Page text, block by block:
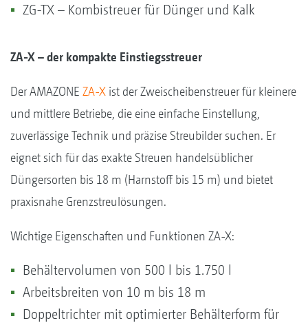
ZG-TX – Kombistreuer für Dünger und Kalk
ZA-X – der kompakte Einstiegsstreuer
Der AMAZONE ZA-X ist der Zweischeibenstreuer für kleinere
und mittlere Betriebe, die eine einfache Einstellung,
zuverlässige Technik und präzise Streubilder suchen. Er
eignet sich für das exakte Streuen handelsüblicher
Düngersorten bis 18 m (Harnstoff bis 15 m) und bietet
praxisnahe Grenzstreulösungen.
Wichtige Eigenschaften und Funktionen ZA-X:
Behältervolumen von 500 l bis 1.750 l
Arbeitsbreiten von 10 m bis 18 m
Doppeltrichter mit optimierter Behälterform für